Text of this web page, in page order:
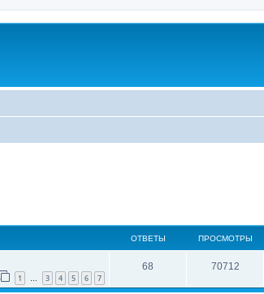
ОТВЕТЫ ПРОСМОТРЫ
1 … 3 4 5 6 7
68 70712